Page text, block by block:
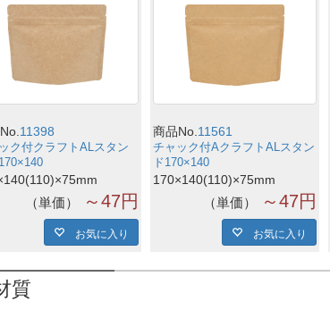
11398
ク付クラフトALスタン
単価 ～47円
お気に入り
商品No. 11561
チャック付AクラフトALスタン
ド170×140
170×140(110)×75mm
単価 ～47円
お気に入り
質